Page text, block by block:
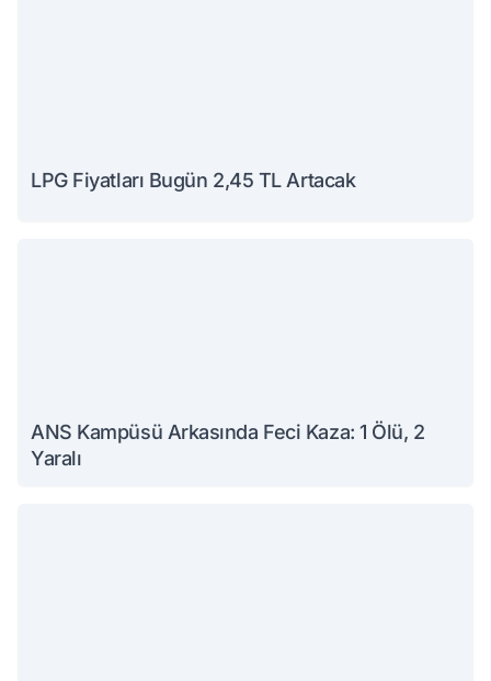
LPG Fiyatları Bugün 2,45 TL Artacak
ANS Kampüsü Arkasında Feci Kaza: 1 Ölü, 2
Yaralı